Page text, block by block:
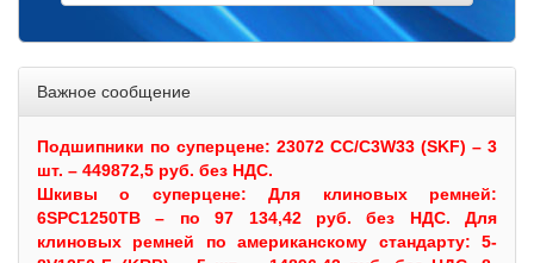
Важное сообщение
Подшипники по суперцене: 23072 CC/C3W33 (SKF) – 3
шт. – 449872,5 руб. без НДС.
Шкивыо суперцене:Для клиновых ремней:
6SPC1250TB – по 97 134,42 руб. без НДС. Для
клиновых ремней по американскому стандарту: 5-